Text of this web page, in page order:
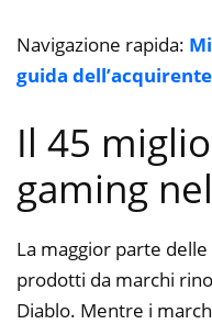
Navigazione rapida:
guida dell’acquirente
Il 45
gaming
La maggior parte
prodotti da marchi
Diablo. Mentre i